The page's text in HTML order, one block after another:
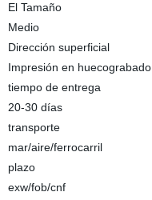
El Tamaño
Medio
Dirección superficial
Impresión en huecograbado
tiempo de entrega
20-30 días
transporte
mar/aire/ferrocarril
plazo
exw/fob/cnf